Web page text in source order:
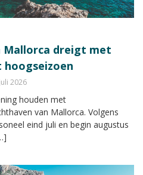
Mallorca dreigt met
2026
houden met
van Mallorca. Volgens
eind juli en begin augustus